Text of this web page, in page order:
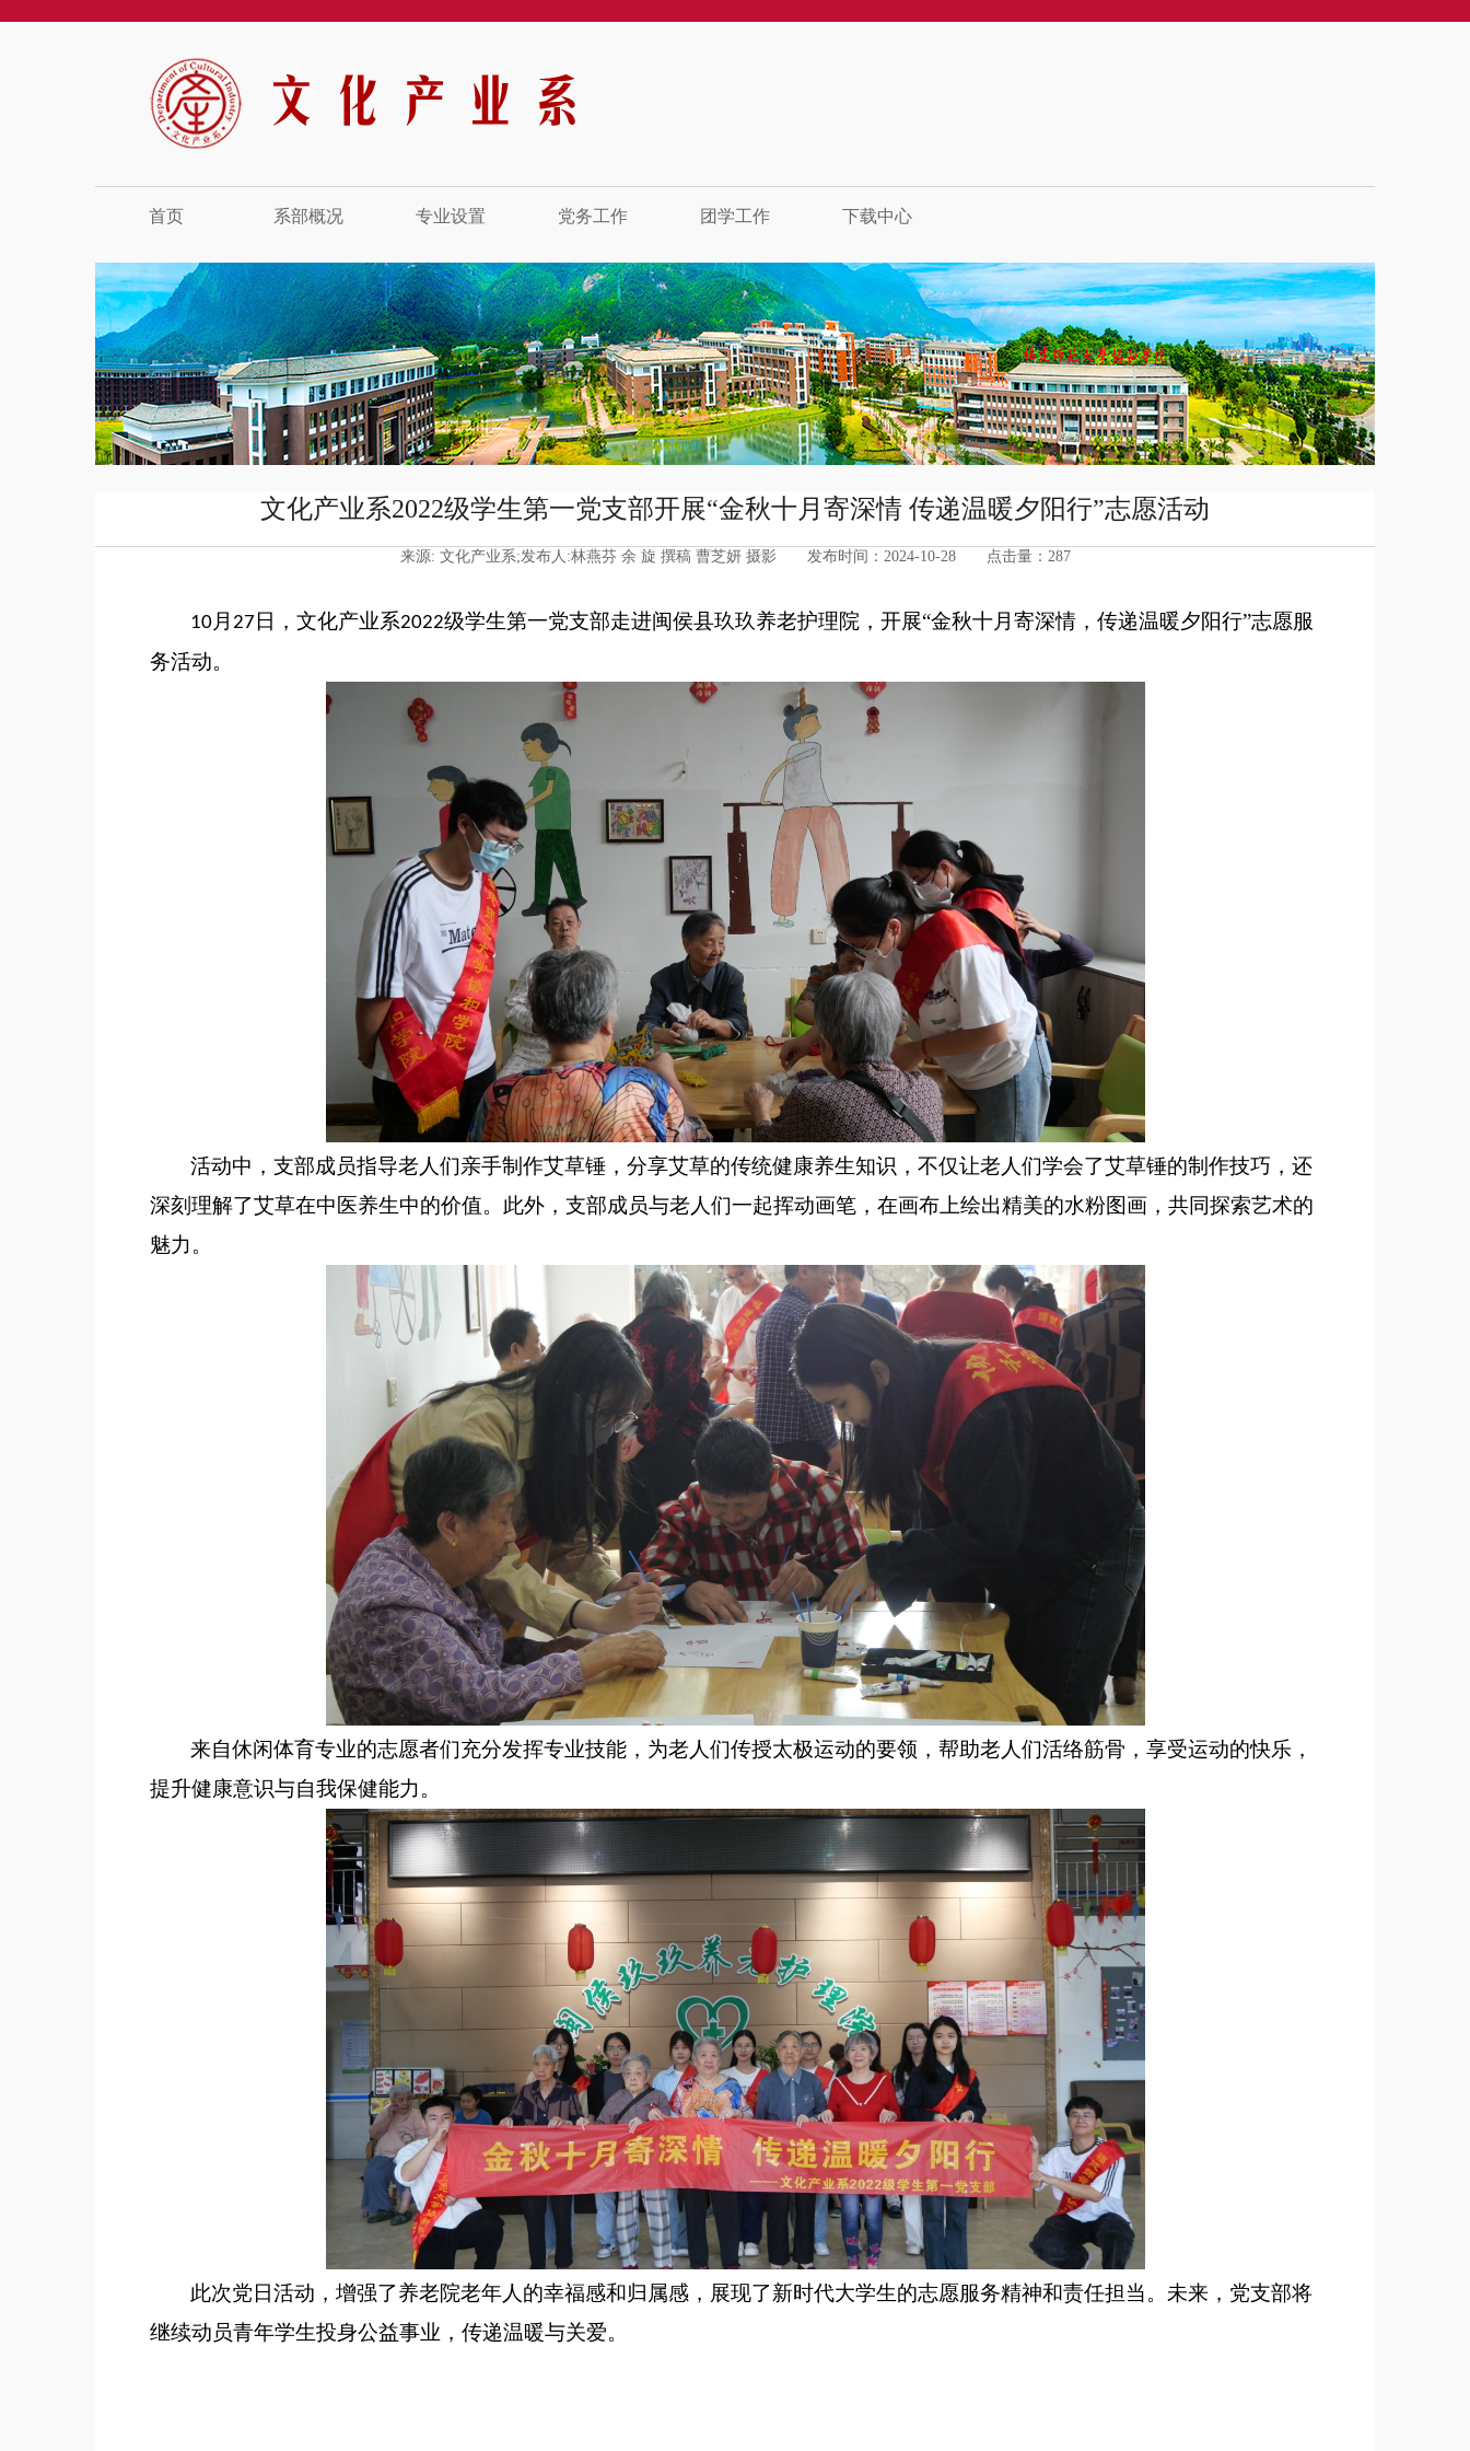
首页 系部概况 专业设置 党务工作 团学工作 下载中心
文化产业系2022级学生第一党支部开展“金秋十月寄深情 传递温暖夕阳行”志愿活动
来源: 文化产业系;发布人:林燕芬 余 旋 撰稿 曹芝妍 摄影 发布时间：2024-10-28 点击量： 287
10 月 27 日，文化产业系2022级学生第一党支部走进闽侯县玖玖养老护理院 ， 开展“金秋十月寄深情，传递温暖夕阳行”志愿服
务活动。
活动中，支部成员指导老人们亲手制作艾草锤 ， 分享艾草的传统健康养生知识， 不仅让老人们学会了艾草锤的制作技巧，还
深刻理解了艾草在中医养生中的价值。 此外， 支部成员与老人们一起挥动画笔，在画布上绘出精美的水粉图画 ， 共同探索艺术的
魅力。
来自休闲体育专业的志愿者们充分发挥专业技能，为老人们传授太极运动的要领， 帮助老人们活络筋骨，享受运动的快乐，
提升健康意识与自我保健能力。
此次党日活动 ， 增强了养老院老年人的幸福感和归属感，展现了新时代大学生的志愿服务精神和责任担当。 未来，党支部将
继续动员青年学生投身公益事业，传递温暖与关爱。